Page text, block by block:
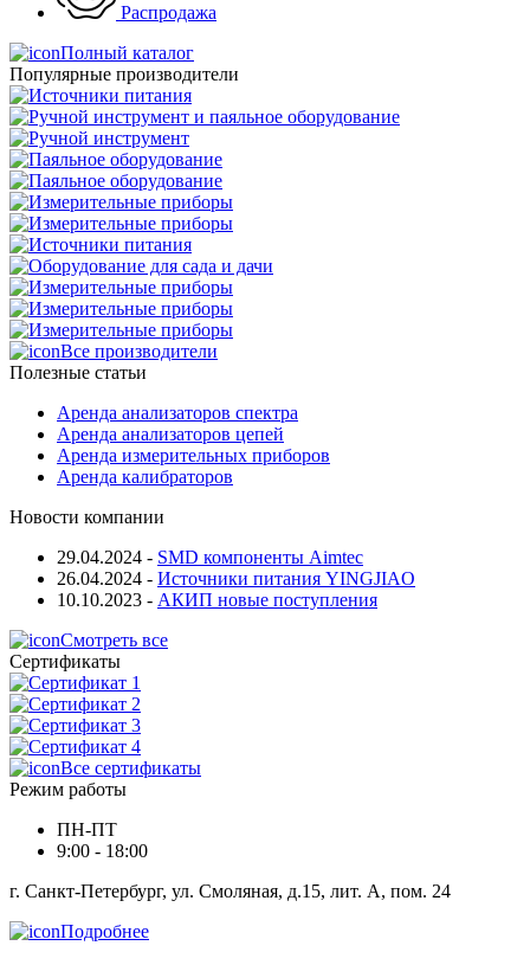
Распродажа
Полный каталог
Популярные производители
Все производители
Полезные статьи
Аренда анализаторов спектра
Аренда анализаторов цепей
Аренда измерительных приборов
Аренда калибраторов
Новости компании
29.04.2024 - SMD компоненты Aimtec
26.04.2024 - Источники питания YINGJIAO
10.10.2023 - АКИП новые поступления
Смотреть все
Сертификаты
Все сертификаты
Режим работы
ПН-ПТ
9:00 - 18:00
г. Санкт-Петербург, ул. Смоляная, д.15, лит. А, пом. 24
Подробнее